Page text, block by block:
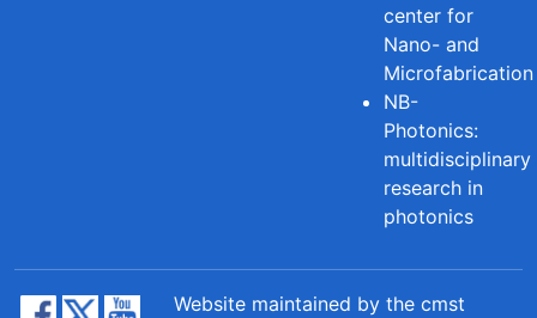
center for
Nano- and
Microfabrication
NB-
Photonics:
multidisciplinary
research in
photonics
Website maintained by the cmst